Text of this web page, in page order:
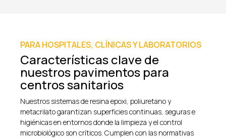
PARA HOSPITALES, CLÍNICAS Y LABORATORIOS
Características clave de
nuestros pavimentos para
centros sanitarios
Nuestros sistemas de resina epoxi, poliuretano y
metacrilato garantizan superficies continuas, seguras e
higiénicas en entornos donde la limpieza y el control
microbiológico son críticos. Cumplen con las normativas